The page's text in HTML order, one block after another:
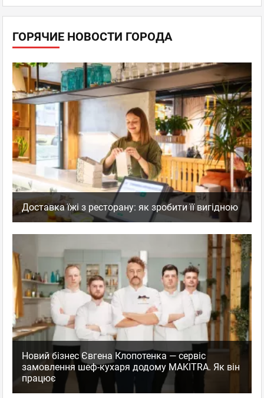
ГОРЯЧИЕ НОВОСТИ ГОРОДА
Доставка їжі з ресторану: як зробити її вигідною
Новий бізнес Євгена Клопотенка — сервіс
замовлення шеф-кухаря додому MAKITRA. Як він
працює